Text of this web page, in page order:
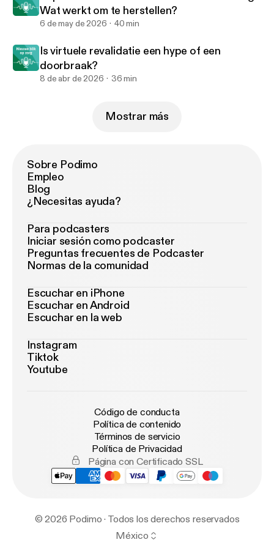
Wat werkt om te herstellen?
6 de may de 2026 40 min
Is virtuele revalidatie een hype of een
doorbraak?
8 de abr de 2026 36 min
Mostrar más
Sobre Podimo
Empleo
Blog
¿Necesitas ayuda?
Para podcasters
Iniciar sesión como podcaster
Preguntas frecuentes de Podcaster
Normas de la comunidad
Escuchar en iPhone
Escuchar en Android
Escuchar en la web
Instagram
Tiktok
Youtube
Código de conducta
Política de contenido
Términos de servicio
Política de Privacidad
Página con Certificado SSL
© 2026 Podimo · Todos los derechos reservados
México